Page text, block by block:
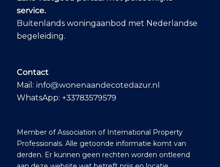
proactive via email,
phone, and
WhatsApp – even in
the evenings and on
shortlist of six villas
that stood out to us,
after which we
travelled to the
organised the entire
tour and
accompanied us
throughout the day
service.
Buitenlands woningaanbod met Nederlandse
begeleiding.
Contact
Mail: info@wonenaandecotedazur.nl
WhatsApp: +33783579579
Member of Association of International Property
Professionals. Alle getoonde informatie komt van
derden. Er kunnen geen rechten worden ontleend